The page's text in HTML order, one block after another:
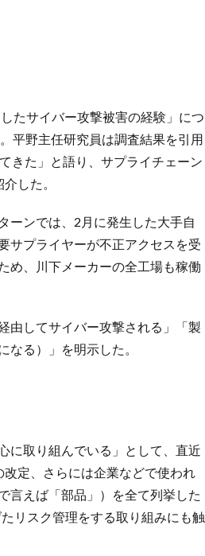
たサイバー攻撃被害の経験」につ
平野主任研究員は調査結果を引用
きた」と語り、サプライチェーン
した。
ーンでは、2月に発生した大手自
サプライヤーが不正アクセスを受
め、川下メーカーの全工場も稼働
由してサイバー攻撃される」「製
る）」を明示した。
に取り組んでいる」として、直近
定、さらには企業などで使われ
言えば「部品」）を全て列挙した
リスク管理をする取り組みにも触